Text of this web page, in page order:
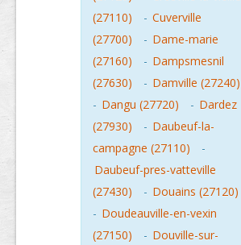
(27110)
- Cuverville
(27700)
- Dame-marie
(27160)
- Dampsmesnil
(27630)
- Damville (27240)
- Dangu (27720) - Dardez
(27930)
- Daubeuf-la-
campagne (27110)
-
Daubeuf-pres-vatteville
(27430)
- Douains (27120)
- Doudeauville-en-vexin
(27150)
- Douville-sur-